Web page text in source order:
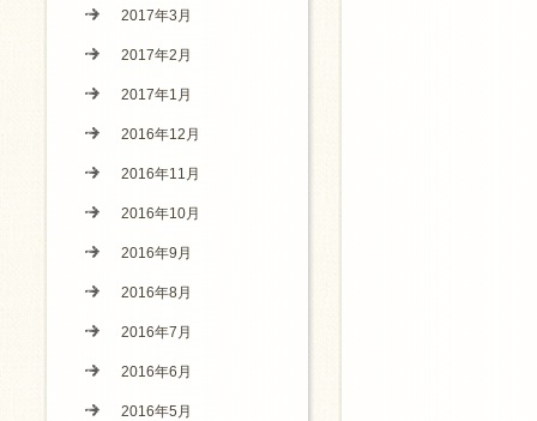
2017年3月
2017年2月
2017年1月
2016年12月
2016年11月
2016年10月
2016年9月
2016年8月
2016年7月
2016年6月
2016年5月